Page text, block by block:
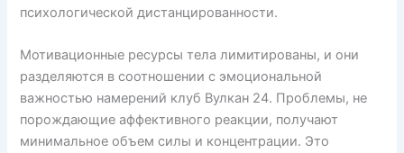
психологической дистанцированности.
Мотивационные ресурсы тела лимитированы, и они
разделяются в соотношении с эмоциональной
важностью намерений клуб Вулкан 24. Проблемы, не
порождающие аффективного реакции, получают
минимальное объем силы и концентрации. Это